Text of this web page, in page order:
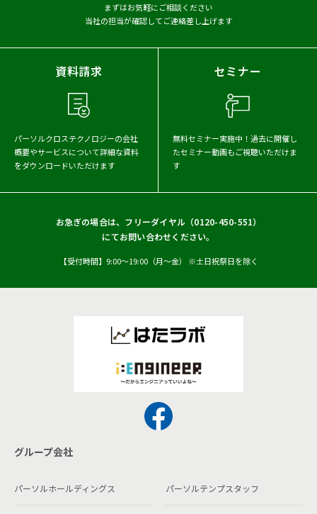
まずはお気軽にご相談ください
当社の担当が確認してご連絡差し上げます
資料請求
パーソルクロステクノロジーの会社
概要やサービスについて詳細な資料
をダウンロードいただけます
セミナー
無料セミナー実施中！ 過去に開催し
たセミナー動画もご視聴いただけま
す
お急ぎの場合は、フリーダイヤル（0120-450-551）
にてお問い合わせください。
【受付時間】9:00〜19:00（月〜金） ※土日祝祭日を除く
グループ会社
パーソルホールディングス パーソルテンプスタッフ